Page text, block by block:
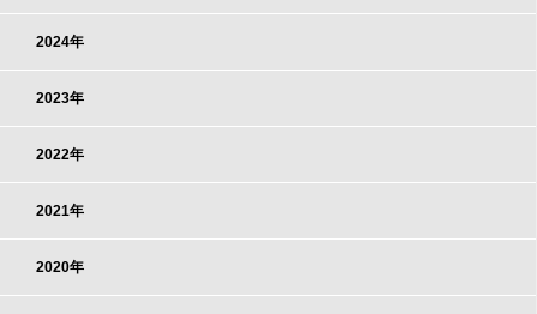
2024年
2023年
2022年
2021年
2020年